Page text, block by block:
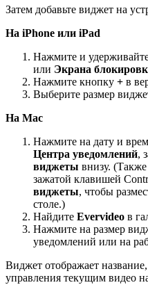
Затем добавьте виджет на
На iPhone или iPad
Нажмите и
или Экрана
Нажмите кнопку + в
Выберите размер
На Mac
Нажмите на дату и
Центра уведомлений,
виджеты внизу.
зажатой клавишей
виджеты, чтобы
столе.)
Найдите Evervideo в
Нажмите на размер
уведомлений или на
Виджет отображает
управления текущим видео